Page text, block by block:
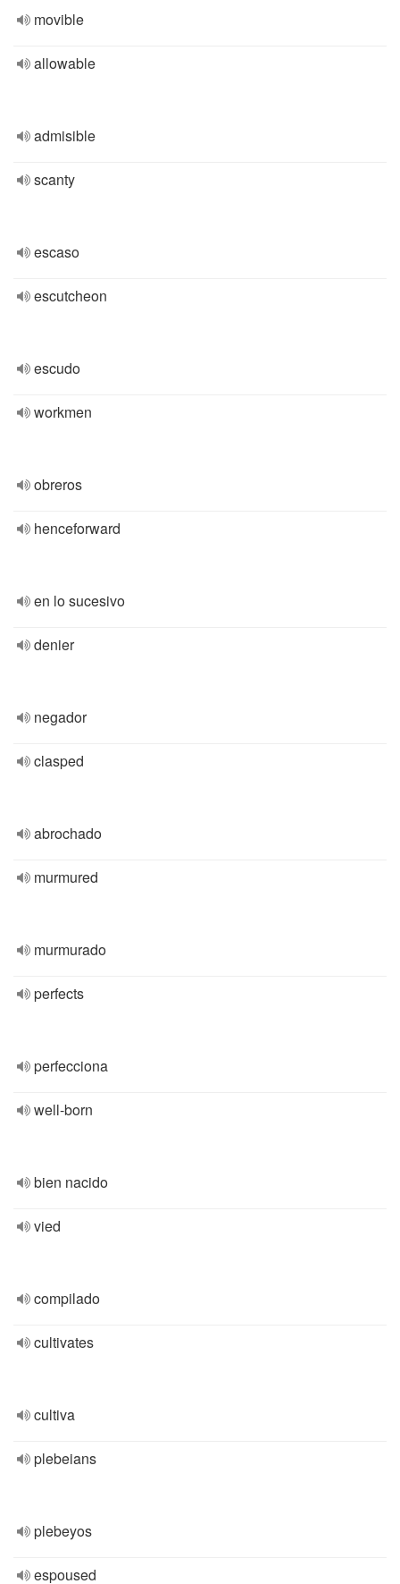
movible
allowable
admisible
scanty
escaso
escutcheon
escudo
workmen
obreros
henceforward
en lo sucesivo
denier
negador
clasped
abrochado
murmured
murmurado
perfects
perfecciona
well-born
bien nacido
vied
compilado
cultivates
cultiva
plebeians
plebeyos
espoused